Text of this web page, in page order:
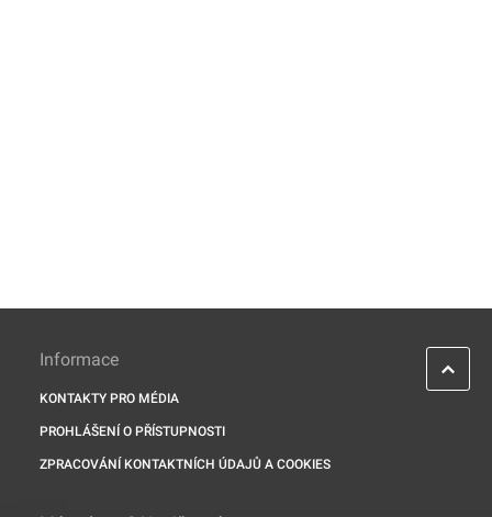
Informace
KONTAKTY PRO MÉDIA
PROHLÁŠENÍ O PŘÍSTUPNOSTI
ZPRACOVÁNÍ KONTAKTNÍCH ÚDAJŮ A COOKIES